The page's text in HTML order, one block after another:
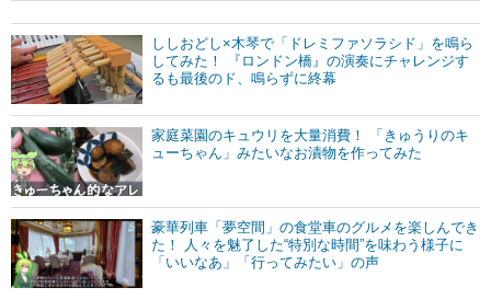
ししおどし×木琴で「ドレミファソラシド」を鳴ら
してみた！ 『ロンドン橋』の演奏にチャレンジす
るも最後のド、鳴らずに終幕
家庭菜園のキュウリを大量消費！ 「きゅうりのキ
ューちゃん」みたいなお漬物を作ってみた
豪華列車「夢空間」の食堂車のグルメを楽しんでき
た！ 人々を魅了した“特別な時間”を味わう様子に
「いいなあ」「行ってみたい」の声